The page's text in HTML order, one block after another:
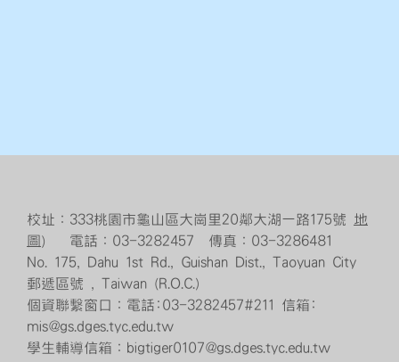
校址：333桃園市龜山區大崗里20鄰大湖一路175號 地
圖） 電話：03-3282457 傳真：03-3286481
No. 175, Dahu 1st Rd., Guishan Dist., Taoyuan City
郵遞區號 , Taiwan (R.O.C.)
個資聯繫窗口：電話:03-3282457#211 信箱:
mis@gs.dges.tyc.edu.tw
學生輔導信箱：bigtiger0107@gs.dges.tyc.edu.tw